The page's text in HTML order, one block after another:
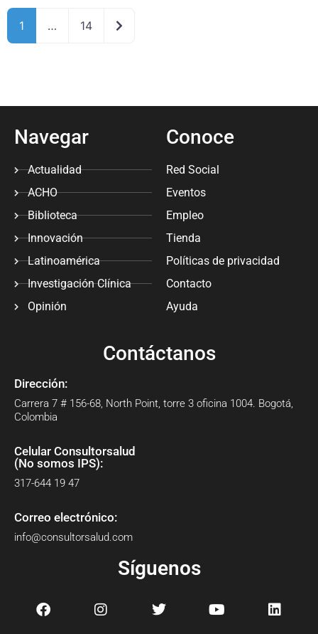
1 … 14 Older posts
Navegar
Actualidad
ACHO
Biblioteca
Innovación
Latinoamérica
Investigación Clínica
Opinión
Conoce
Red Social
Eventos
Empleo
Tienda
Políticas de privacidad
Contacto
Ayuda
Contáctanos
Dirección:
Carrera 7 # 156-68, North Point, torre 3 oficina 1004. Bogotá,
Colombia
Celular Consultorsalud
(No somos IPS):
317-644 19 47
Correo electrónico:
info@consultorsalud.com
Síguenos